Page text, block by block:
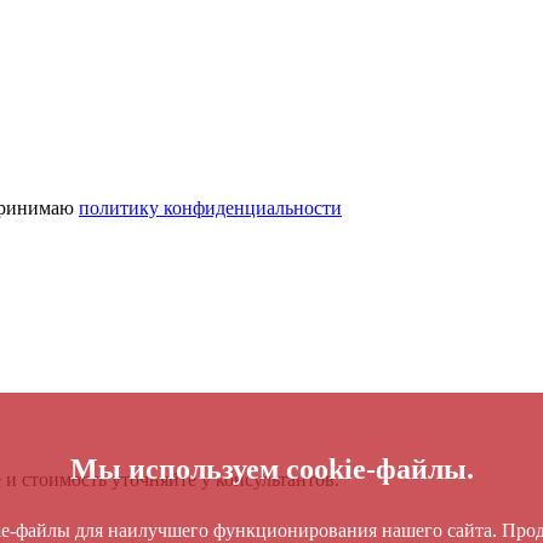
политику конфиденциальности
уточняйте у консультантов.
Мы используем cookie-файлы.
файлы для наилучшего функционирования нашего сайта.